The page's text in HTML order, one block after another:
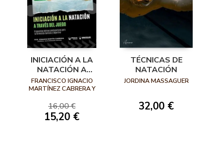
INICIACIÓN A LA
NATACIÓN A
TRAVÉS DEL JUEGO
(PROPUESTAS
PREDEPORTIVAS
PARA LA
FRANCISCO IGNACIO
MARTÍNEZ CABRERA Y
16,00 €
15,20 €
TÉCNICAS DE
NATACIÓN
JORDINA MASSAGUER
32,00 €